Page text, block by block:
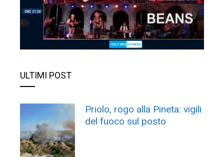
ULTIMI POST
Priolo, rogo alla Pineta: vigili
del fuoco sul posto